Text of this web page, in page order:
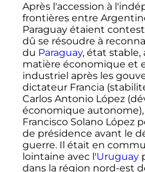
Après l'accession à
frontières entre
Paraguay étaient
dû se résoudre à
du Paraguay, état stable,
matière économique et
industriel après les
dictateur Francia
Carlos Antonio López
économique
Francisco Solano López
de présidence avant le
guerre. Il était en
lointaine avec l'Uruguay
dans la région nord-est